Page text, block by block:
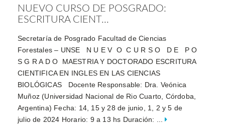
NUEVO CURSO DE POSGRADO:
ESCRITURA CIENT...
Secretaría de Posgrado Facultad de Ciencias
Forestales – UNSE N U E V O C U R S O D E P O
S G R A D O MAESTRIA Y DOCTORADO ESCRITURA
CIENTIFICA EN INGLES EN LAS CIENCIAS
BIOLÓGICAS Docente Responsable: Dra. Veónica
Muñoz (Universidad Nacional de Rio Cuarto, Córdoba,
Argentina) Fecha: 14, 15 y 28 de junio, 1, 2 y 5 de
julio de 2024 Horario: 9 a 13 hs Duración: ...